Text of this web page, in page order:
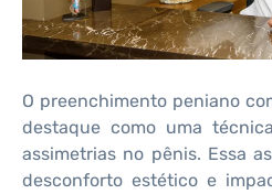
O preenchimento peniano
destaque como uma
assimetrias no pênis. Essa
desconforto estético e